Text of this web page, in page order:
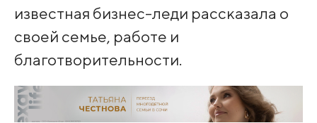
известная бизнес-леди рассказала о
своей семье, работе и
благотворительности.